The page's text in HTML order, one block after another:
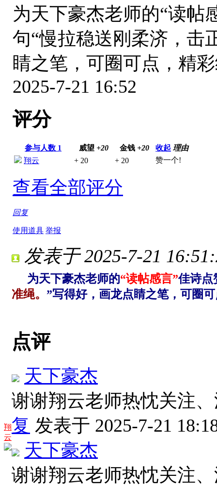
为天下豪杰老师的“读帖
句“慢拉稳送刚柔济，击
睛之笔，可圈可点，精
2025-7-21 16:52
评分
参与人数 1 威望 +20 金钱 +20 收起 理由
翔云
+ 20 + 20 赞一个!
查看全部评分
回复
使用道具 举报
翔
云
发表于 2025-7-21
为天下豪杰老师的“读帖感言”佳诗点
准绳。 ”写得好，画龙点睛之笔，可圈
点评
天下豪杰
谢谢翔云老师热忱关注
复 发表于 2025-7-21
天下豪杰
谢谢翔云老师热忱关注